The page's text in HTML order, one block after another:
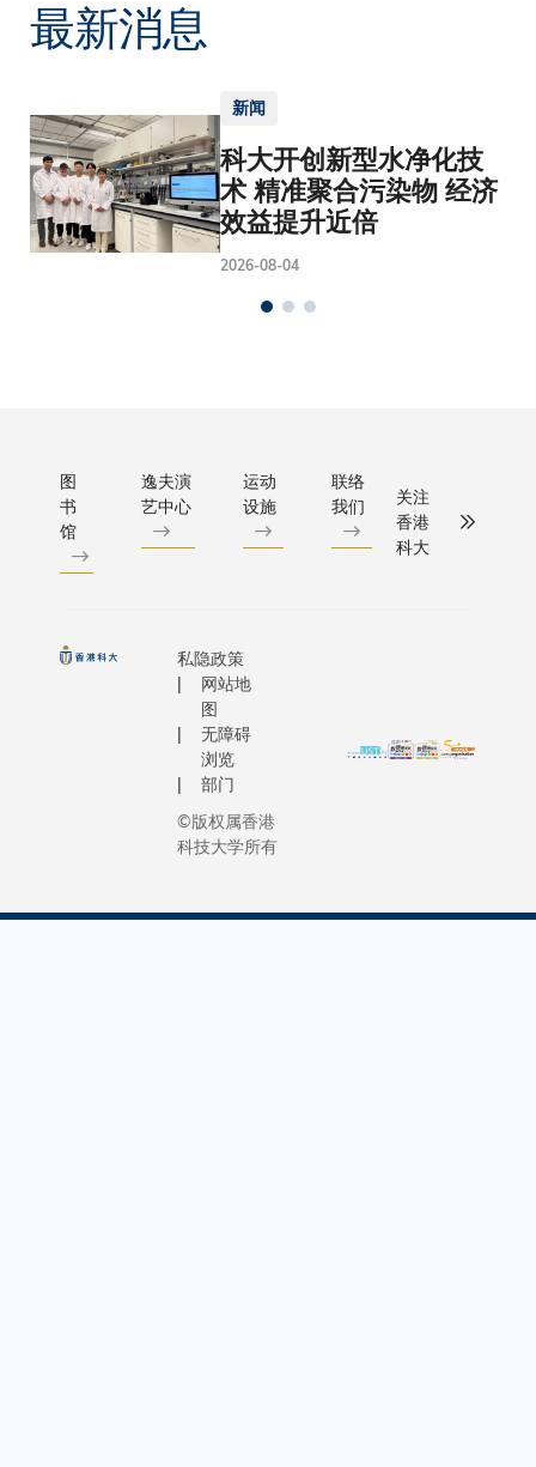
最新消息
新闻
科大开创新型水净化技
术 精准聚合污染物 经济
效益提升近倍
2026-08-04
图
书
馆
逸夫演
艺中心
运动
设施
联络
我们
关注
香港
科大
私隐政策
网站地
图
无障碍
浏览
部门
©版权属香港
科技大学所有